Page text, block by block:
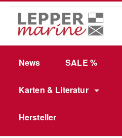
Hauptinhalt springen
Zur Suche springen
Zur Hauptnavigation springen
News SALE %
Karten & Literatur
Hersteller